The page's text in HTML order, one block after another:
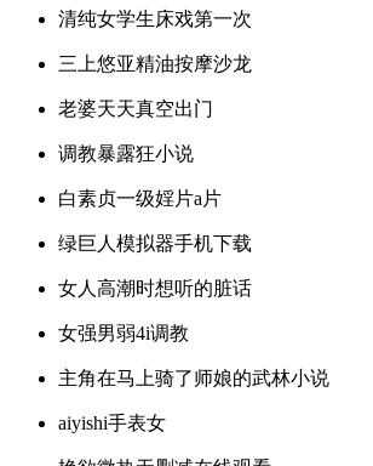
清纯女学生床戏第一次
三上悠亚精油按摩沙龙
老婆天天真空出门
调教暴露狂小说
白素贞一级婬片a片
绿巨人模拟器手机下载
女人高潮时想听的脏话
女强男弱4i调教
主角在马上骑了师娘的武林小说
aiyishi手表女